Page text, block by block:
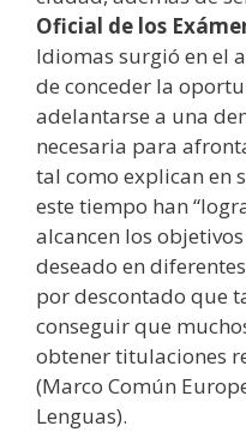
Oficial de los
Idiomas surgió en el
de conceder la
adelantarse a una
necesaria para
tal como explican en
este tiempo han
alcancen los
deseado en
por descontado que
conseguir que
obtener titulaciones
(Marco Común
Lenguas).